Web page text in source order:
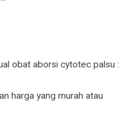
obat aborsi cytotec palsu :
harga yang murah atau